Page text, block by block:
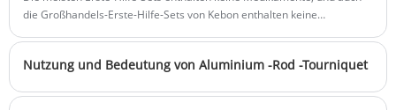
die Bedürfnisse unserer Kunden und
bieten hervorragende Pre-Sales- und
After-Sales-Services, um ein gutes
Kundenerlebnis zu schaffen.
die Großhandels-Erste-Hilfe-Sets von Kebon enthalten keine
Nutzung und Bedeutung von Aluminium -Rod -Tourniquet